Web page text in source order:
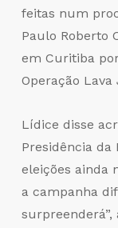
feitas num
Paulo Roberto
em Curitiba
Operação Lava
Lídice disse
Presidência da
eleições ainda
a campanha